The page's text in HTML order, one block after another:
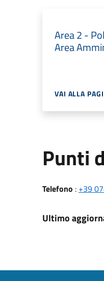
Area 2 -
Area
VAI ALLA
Punti
Telefono : +39
Ultimo